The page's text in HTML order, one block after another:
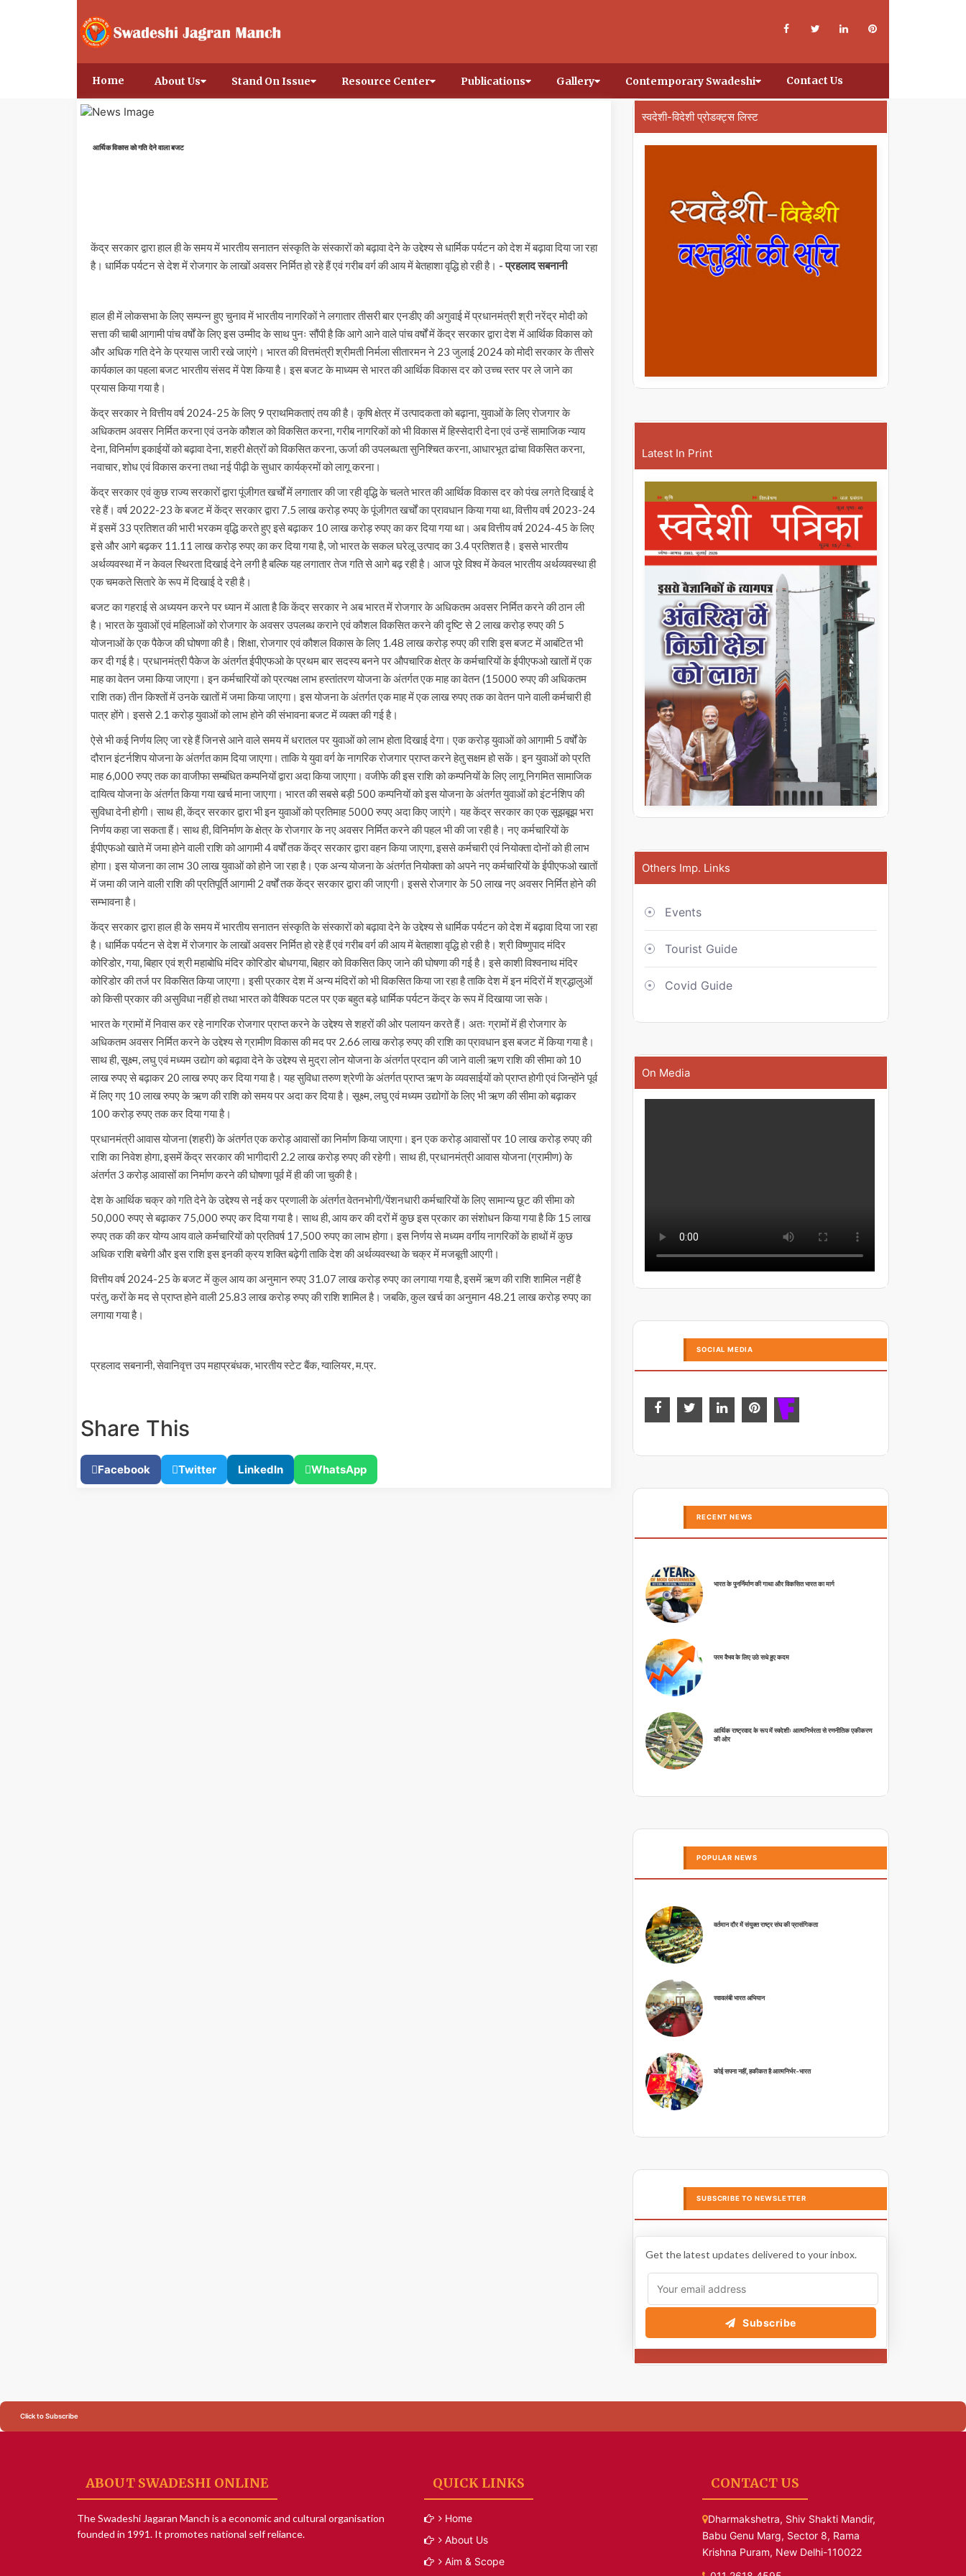
Home About Us Stand On Issue Resource Center Publications Gallery Contemporary Swadeshi Contact Us
आर्थिक विकास को गति देने वाला बजट
केंद्र सरकार द्वारा हाल ही के समय में भारतीय सनातन संस्कृति के संस्कारों को बढ़ावा देने के उद्देश्य से धार्मिक पर्यटन को देश में बढ़ावा दिया जा रहा
है। धार्मिक पर्यटन से देश में रोजगार के लाखों अवसर निर्मित हो रहे हैं एवं गरीब वर्ग की आय में बेतहाशा वृद्धि हो रही है। - प्रहलाद सबनानी
हाल ही में लोकसभा के लिए सम्पन्न हुए चुनाव में भारतीय नागरिकों ने लगातार तीसरी बार एनडीए की अगुवाई में प्रधानमंत्री श्री नरेंद्र मोदी को
सत्ता की चाबी आगामी पांच वर्षों के लिए इस उम्मीद के साथ पुनः सौंपी है कि आगे आने वाले पांच वर्षों में केंद्र सरकार द्वारा देश में आर्थिक विकास को
और अधिक गति देने के प्रयास जारी रखे जाएंगे। भारत की वित्तमंत्री श्रीमती निर्मला सीतारमन ने 23 जुलाई 2024 को मोदी सरकार के तीसरे
कार्यकाल का पहला बजट भारतीय संसद में पेश किया है। इस बजट के माध्यम से भारत की आर्थिक विकास दर को उच्च स्तर पर ले जाने का
प्रयास किया गया है।
केंद्र सरकार ने वित्तीय वर्ष 2024-25 के लिए 9 प्राथमिकताएं तय की है। कृषि क्षेत्र में उत्पादकता को बढ़ाना, युवाओं के लिए रोजगार के
अधिकतम अवसर निर्मित करना एवं उनके कौशल को विकसित करना, गरीब नागरिकों को भी विकास में हिस्सेदारी देना एवं उन्हें सामाजिक न्याय
देना, विनिर्माण इकाईयों को बढ़ावा देना, शहरी क्षेत्रों को विकसित करना, ऊर्जा की उपलब्धता सुनिश्चित करना, आधारभूत ढांचा विकसित करना,
नवाचार, शोध एवं विकास करना तथा नई पीढ़ी के सुधार कार्यक्रमों को लागू करना।
केंद्र सरकार एवं कुछ राज्य सरकारों द्वारा पूंजीगत खर्चों में लगातार की जा रही वृद्धि के चलते भारत की आर्थिक विकास दर को पंख लगते दिखाई दे
रहे हैं। वर्ष 2022-23 के बजट में केंद्र सरकार द्वारा 7.5 लाख करोड़ रुपए के पूंजीगत खर्चों का प्रावधान किया गया था, वित्तीय वर्ष 2023-24
में इसमें 33 प्रतिशत की भारी भरकम वृद्धि करते हुए इसे बढ़ाकर 10 लाख करोड़ रुपए का कर दिया गया था। अब वित्तीय वर्ष 2024-45 के लिए
इसे और आगे बढ़कर 11.11 लाख करोड़ रुपए का कर दिया गया है, जो भारत के सकल घरेलू उत्पाद का 3.4 प्रतिशत है। इससे भारतीय
अर्थव्यवस्था में न केवल स्थिरता दिखाई देने लगी है बल्कि यह लगातार तेज गति से आगे बढ़ रही है। आज पूरे विश्व में केवल भारतीय अर्थव्यवस्था ही
एक चमकते सितारे के रूप में दिखाई दे रही है।
बजट का गहराई से अध्ययन करने पर ध्यान में आता है कि केंद्र सरकार ने अब भारत में रोजगार के अधिकतम अवसर निर्मित करने की ठान ली
है। भारत के युवाओं एवं महिलाओं को रोजगार के अवसर उपलब्ध कराने एवं कौशल विकसित करने की दृष्टि से 2 लाख करोड़ रुपए की 5
योजनाओं के एक पैकेज की घोषणा की है। शिक्षा, रोजगार एवं कौशल विकास के लिए 1.48 लाख करोड़ रुपए की राशि इस बजट में आबंटित भी
कर दी गई है। प्रधानमंत्री पैकेज के अंतर्गत ईपीएफओ के प्रथम बार सदस्य बनने पर औपचारिक क्षेत्र के कर्मचारियों के ईपीएफओ खातों में एक
माह का वेतन जमा किया जाएगा। इन कर्मचारियों को प्रत्यक्ष लाभ हस्तांतरण योजना के अंतर्गत एक माह का वेतन (15000 रुपए की अधिकतम
राशि तक) तीन किश्तों में उनके खातों में जमा किया जाएगा। इस योजना के अंतर्गत एक माह में एक लाख रुपए तक का वेतन पाने वाली कर्मचारी ही
पात्र होंगे। इससे 2.1 करोड़ युवाओं को लाभ होने की संभावना बजट में व्यक्त की गई है।
ऐसे भी कई निर्णय लिए जा रहे हैं जिनसे आने वाले समय में धरातल पर युवाओं को लाभ होता दिखाई देगा। एक करोड़ युवाओं को आगामी 5 वर्षों के
दौरान इंटर्नशिप योजना के अंतर्गत काम दिया जाएगा। ताकि ये युवा वर्ग के नागरिक रोजगार प्राप्त करने हेतु सक्षम हो सकें। इन युवाओं को प्रति
माह 6,000 रुपए तक का वाजीफा सम्बंधित कम्पनियों द्वारा अदा किया जाएगा। वजीफे की इस राशि को कम्पनियों के लिए लागू निगमित सामाजिक
दायित्व योजना के अंतर्गत किया गया खर्च माना जाएगा। भारत की सबसे बड़ी 500 कम्पनियों को इस योजना के अंतर्गत युवाओं को इंटर्नशिप की
सुविधा देनी होगी। साथ ही, केंद्र सरकार द्वारा भी इन युवाओं को प्रतिमाह 5000 रुपए अदा किए जाएंगे। यह केंद्र सरकार का एक सूझबूझ भरा
निर्णय कहा जा सकता हैं। साथ ही, विनिर्माण के क्षेत्र के रोजगार के नए अवसर निर्मित करने की पहल भी की जा रही है। नए कर्मचारियों के
ईपीएफओ खाते में जमा होने वाली राशि को आगामी 4 वर्षों तक केंद्र सरकार द्वारा वहन किया जाएगा, इससे कर्मचारी एवं नियोक्ता दोनों को ही लाभ
होगा। इस योजना का लाभ 30 लाख युवाओं को होने जा रहा है। एक अन्य योजना के अंतर्गत नियोक्ता को अपने नए कर्मचारियों के ईपीएफओ खातों
में जमा की जाने वाली राशि की प्रतिपूर्ति आगामी 2 वर्षों तक केंद्र सरकार द्वारा की जाएगी। इससे रोजगार के 50 लाख नए अवसर निर्मित होने की
सम्भावना है।
केंद्र सरकार द्वारा हाल ही के समय में भारतीय सनातन संस्कृति के संस्कारों को बढ़ावा देने के उद्देश्य से धार्मिक पर्यटन को देश में बढ़ावा दिया जा रहा
है। धार्मिक पर्यटन से देश में रोजगार के लाखों अवसर निर्मित हो रहे हैं एवं गरीब वर्ग की आय में बेतहाशा वृद्धि हो रही है। श्री विष्णुपाद मंदिर
कोरिडोर, गया, बिहार एवं श्री महाबोधि मंदिर कोरिडोर बोधगया, बिहार को विकसित किए जाने की घोषणा की गई है। इसे काशी विश्वनाथ मंदिर
कोरिडोर की तर्ज पर विकसित किया जाएगा। इसी प्रकार देश में अन्य मंदिरों को भी विकसित किया जा रहा है ताकि देश में इन मंदिरों में श्रद्धालुओं
को किसी प्रकार की असुविधा नहीं हो तथा भारत को वैश्विक पटल पर एक बहुत बड़े धार्मिक पर्यटन केंद्र के रूप में दिखाया जा सके।
भारत के ग्रामों में निवास कर रहे नागरिक रोजगार प्राप्त करने के उद्देश्य से शहरों की ओर पलायन करते हैं। अतः ग्रामों में ही रोजगार के
अधिकतम अवसर निर्मित करने के उद्देश्य से ग्रामीण विकास की मद पर 2.66 लाख करोड़ रुपए की राशि का प्रावधान इस बजट में किया गया है।
साथ ही, सूक्ष्म, लघु एवं मध्यम उद्योग को बढ़ावा देने के उद्देश्य से मुद्रा लोन योजना के अंतर्गत प्रदान की जाने वाली ऋण राशि की सीमा को 10
लाख रुपए से बढ़ाकर 20 लाख रुपए कर दिया गया है। यह सुविधा तरुण श्रेणी के अंतर्गत प्राप्त ऋण के व्यवसाईयों को प्राप्त होगी एवं जिन्होंने पूर्व
में लिए गए 10 लाख रुपए के ऋण की राशि को समय पर अदा कर दिया है। सूक्ष्म, लघु एवं मध्यम उद्योगों के लिए भी ऋण की सीमा को बढ़ाकर
100 करोड़ रुपए तक कर दिया गया है।
प्रधानमंत्री आवास योजना (शहरी) के अंतर्गत एक करोड़ आवासों का निर्माण किया जाएगा। इन एक करोड़ आवासों पर 10 लाख करोड़ रुपए की
राशि का निवेश होगा, इसमें केंद्र सरकार की भागीदारी 2.2 लाख करोड़ रुपए की रहेगी। साथ ही, प्रधानमंत्री आवास योजना (ग्रामीण) के
अंतर्गत 3 करोड़ आवासों का निर्माण करने की घोषणा पूर्व में ही की जा चुकी है।
देश के आर्थिक चक्र को गति देने के उद्देश्य से नई कर प्रणाली के अंतर्गत वेतनभोगी/पेंशनधारी कर्मचारियों के लिए सामान्य छूट की सीमा को
50,000 रुपए से बढ़ाकर 75,000 रुपए कर दिया गया है। साथ ही, आय कर की दरों में कुछ इस प्रकार का संशोधन किया गया है कि 15 लाख
रुपए तक की कर योग्य आय वाले कर्मचारियों को प्रतिवर्ष 17,500 रुपए का लाभ होगा। इस निर्णय से मध्यम वर्गीय नागरिकों के हाथों में कुछ
अधिक राशि बचेगी और इस राशि इस इनकी क्रय शक्ति बढ़ेगी ताकि देश की अर्थव्यवस्था के चक्र में मजबूती आएगी।
वित्तीय वर्ष 2024-25 के बजट में कुल आय का अनुमान रुपए 31.07 लाख करोड़ रुपए का लगाया गया है, इसमें ऋण की राशि शामिल नहीं है
परंतु, करों के मद से प्राप्त होने वाली 25.83 लाख करोड़ रुपए की राशि शामिल है। जबकि, कुल खर्च का अनुमान 48.21 लाख करोड़ रुपए का
लगाया गया है।
प्रहलाद सबनानी, सेवानिवृत्त उप महाप्रबंधक, भारतीय स्टेट बैंक, ग्वालियर, म.प्र.
Share This
Facebook Twitter LinkedIn WhatsApp
स्वदेशी-विदेशी प्रोडक्ट्स लिस्ट
Latest In Print
Others Imp. Links
Events
Tourist Guide
Covid Guide
On Media
SOCIAL MEDIA
RECENT NEWS
भारत के पुनर्निर्माण की गाथा और विकसित भारत का मार्ग
परम वैभव के लिए उठे सधे हुए कदम
आर्थिक राष्ट्रवाद के रूप में स्वदेशीः आत्मनिर्भरता से रणनीतिक एकीकरण
की ओर
POPULAR NEWS
वर्तमान दौर में संयुक्त राष्ट्र संघ की प्रासंगिकता
स्वावलंबी भारत अभियान
कोई सपना नहीं, हकीकत है आत्मनिर्भर-भारत
SUBSCRIBE TO NEWSLETTER
Get the latest updates delivered to your inbox.
Subscribe
Click to Subscribe
ABOUT SWADESHI ONLINE
The Swadeshi Jagaran Manch is a economic and cultural organisation
founded in 1991. It promotes national self reliance.
QUICK LINKS
Home
About Us
Aim & Scope
CONTACT US
Dharmakshetra, Shiv Shakti Mandir,
Babu Genu Marg, Sector 8, Rama
Krishna Puram, New Delhi-110022